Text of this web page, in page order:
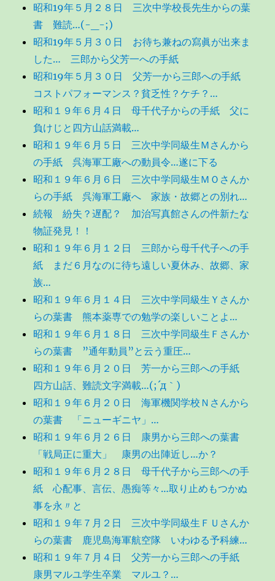
昭和19年５月２８日 三次中学校長先生からの葉
書 難読…(-_-;)
昭和19年５月３０日 お待ち兼ねの寫眞が出来ま
した… 三郎から父芳一への手紙
昭和19年５月３０日 父芳一から三郎への手紙
コストパフォーマンス？貧乏性？ケチ？…
昭和１９年６月４日 母千代子からの手紙 父に
負けじと四方山話満載…
昭和１９年６月５日 三次中学同級生Ｍさんから
の手紙 呉海軍工廠への動員令…遂に下る
昭和１９年６月６日 三次中学同級生ＭＯさんか
らの手紙 呉海軍工廠へ 家族・故郷との別れ…
続報 紛失？遅配？ 加治写真館さんの件新たな
物証発見！！
昭和１９年６月１２日 三郎から母千代子への手
紙 まだ６月なのに待ち遠しい夏休み、故郷、家
族…
昭和１９年６月１４日 三次中学同級生Ｙさんか
らの葉書 熊本薬専での勉学の楽しいことよ…
昭和１９年６月１８日 三次中学同級生Ｆさんか
らの葉書 ”通年動員”と云う重圧…
昭和１９年６月２０日 芳一から三郎への手紙
四方山話、難読文字満載…(;´д｀)
昭和１９年６月２０日 海軍機関学校Ｎさんから
の葉書 「ニューギニヤ」…
昭和１９年６月２６日 康男から三郎への葉書
「戦局正に重大」 康男の出陣近し…か？
昭和１９年６月２８日 母千代子から三郎への手
紙 心配事、言伝、愚痴等々…取り止めもつかぬ
事を永〃と
昭和１９年７月２日 三次中学同級生ＦＵさんか
らの葉書 鹿児島海軍航空隊 いわゆる予科練…
昭和１９年７月４日 父芳一から三郎への手紙
康男マルユ学生卒業 マルユ？…